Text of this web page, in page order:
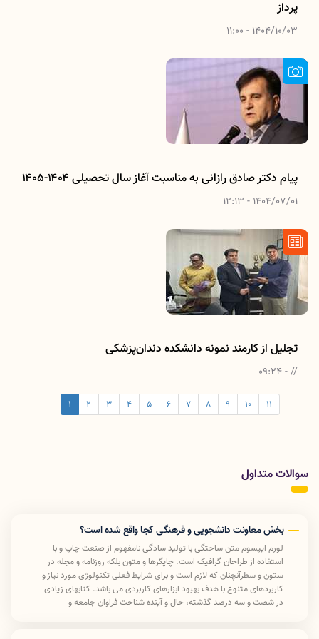
پرداز
1404/10/03 - 11:00
پیام دکتر صادق رازانی به مناسبت آغاز سال تحصیلی ۱۴۰۴-۱۴۰۵
1404/07/01 - 12:13
تجلیل از کارمند نمونه دانشکده دندان‌پزشکی
// - 09:24
1 2 3 4 5 6 7 8 9 10 11
سوالات متداول
بخش معاونت دانشجویی و فرهنگی کجا واقع شده است؟
لورم ایپسوم متن ساختگی با تولید سادگی نامفهوم از صنعت چاپ و با
استفاده از طراحان گرافیک است. چاپگرها و متون بلکه روزنامه و مجله در
ستون و سطرآنچنان که لازم است و برای شرایط فعلی تکنولوژی مورد نیاز و
کاربردهای متنوع با هدف بهبود ابزارهای کاربردی می باشد. کتابهای زیادی
در شصت و سه درصد گذشته، حال و آینده شناخت فراوان جامعه و